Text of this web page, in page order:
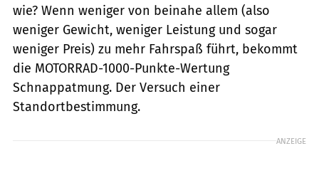
wie? Wenn weniger von beinahe allem (also
weniger Gewicht, weniger Leistung und sogar
weniger Preis) zu mehr Fahrspaß führt, bekommt
die MOTORRAD-1000-Punkte-Wertung
Schnappatmung. Der Versuch einer
Standortbestimmung.
ANZEIGE